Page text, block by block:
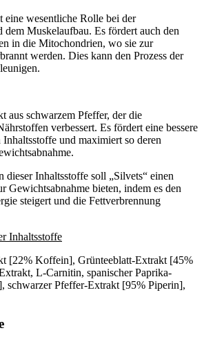
wesentliche Rolle bei der
Muskelaufbau. Es fördert auch den
in die Mitochondrien, wo sie zur
werden. Dies kann den Prozess der
aus schwarzem Pfeffer, der die
verbessert. Es fördert eine bessere
und maximiert so deren
Inhaltsstoffe soll „Silvets“ einen
Gewichtsabnahme bieten, indem es den
steigert und die Fettverbrennung
Inhaltsstoffe
[22% Koffein], Grünteeblatt-Extrakt [45%
L-Carnitin, spanischer Paprika-
schwarzer Pfeffer-Extrakt [95% Piperin],